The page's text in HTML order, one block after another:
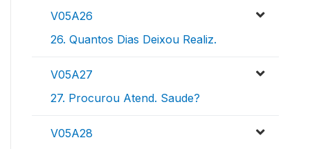
V05A26
26. Quantos Dias Deixou Realiz.
V05A27
27. Procurou Atend. Saude?
V05A28